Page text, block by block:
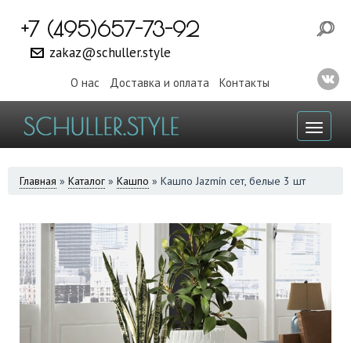
+7 (495)657-73-92
zakaz@schuller.style
О нас Доставка и оплата Контакты
ВЫ
Главная » Каталог » Кашпо » Кашпо Jazmín сет, белые 3 шт